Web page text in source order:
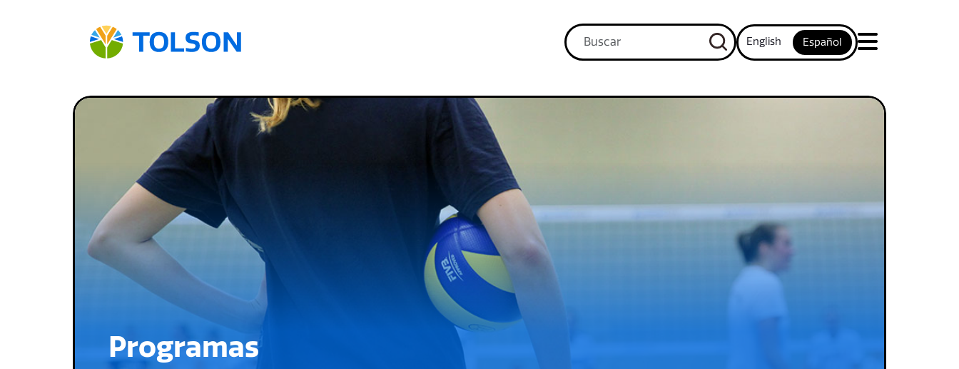
English Español
Programas